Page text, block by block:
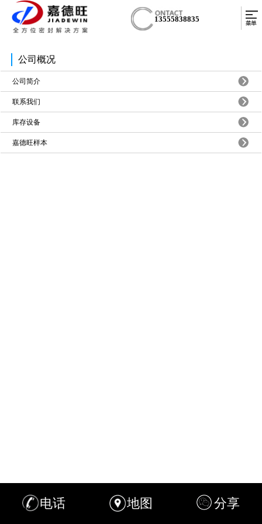
13555838835
公司概况
公司简介
联系我们
库存设备
嘉德旺样本
电话 地图 分享